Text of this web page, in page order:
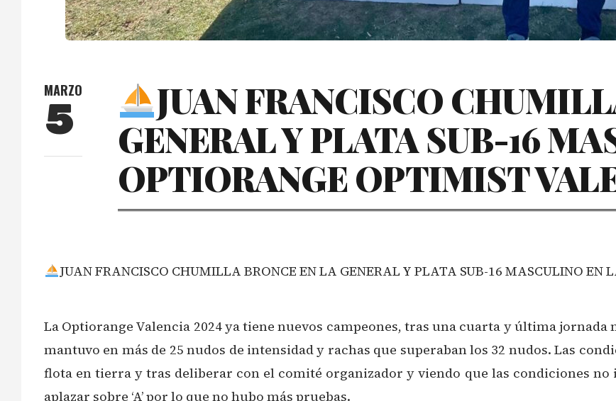
MARZO
5
JUAN FRANCISCO
GENERAL Y PLATA SUB-16
OPTIORANGE OPTIMIST
JUAN FRANCISCO CHUMILLA BRONCE EN LA GENERAL Y PLATA SUB-16 MASCULINO EN
La Optiorange Valencia 2024 ya tiene nuevos campeones, tras una cuarta y última
mantuvo en más de 25 nudos de intensidad y rachas que superaban los 32 nudos. Las
flota en tierra y tras deliberar con el comité organizador y viendo que las condiciones no
aplazar sobre ‘A’ por lo que no hubo más pruebas.